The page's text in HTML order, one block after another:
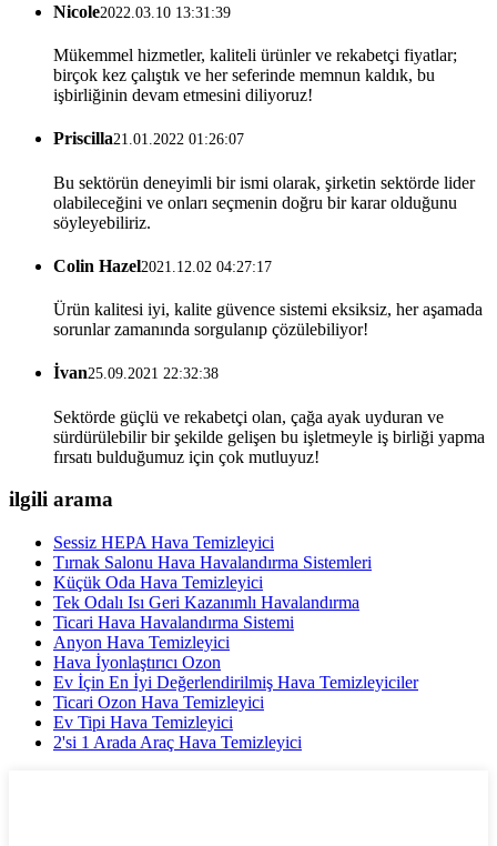
Nicole2022.03.10 13:31:39
Mükemmel hizmetler, kaliteli ürünler ve rekabetçi fiyatlar;
birçok kez çalıştık ve her seferinde memnun kaldık, bu
işbirliğinin devam etmesini diliyoruz!
Priscilla21.01.2022 01:26:07
Bu sektörün deneyimli bir ismi olarak, şirketin sektörde lider
olabileceğini ve onları seçmenin doğru bir karar olduğunu
söyleyebiliriz.
Colin Hazel2021.12.02 04:27:17
Ürün kalitesi iyi, kalite güvence sistemi eksiksiz, her aşamada
sorunlar zamanında sorgulanıp çözülebiliyor!
İvan25.09.2021 22:32:38
Sektörde güçlü ve rekabetçi olan, çağa ayak uyduran ve
sürdürülebilir bir şekilde gelişen bu işletmeyle iş birliği yapma
fırsatı bulduğumuz için çok mutluyuz!
ilgili arama
Sessiz HEPA Hava Temizleyici
Tırnak Salonu Hava Havalandırma Sistemleri
Küçük Oda Hava Temizleyici
Tek Odalı Isı Geri Kazanımlı Havalandırma
Ticari Hava Havalandırma Sistemi
Anyon Hava Temizleyici
Hava İyonlaştırıcı Ozon
Ev İçin En İyi Değerlendirilmiş Hava Temizleyiciler
Ticari Ozon Hava Temizleyici
Ev Tipi Hava Temizleyici
2'si 1 Arada Araç Hava Temizleyici